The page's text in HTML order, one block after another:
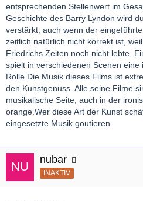
entsprechenden Stellenwert im
Geschichte des Barry Lyndon wird
verstärkt, auch wenn der
zeitlich natürlich nicht korrekt ist,
Friedrichs Zeiten noch nicht lebte.
spielt in verschiedenen Scenen
Rolle.Die Musik dieses Films ist
den Kunstgenuss. Alle seine Filme
musikalische Seite, auch in der
orange.Wer diese Art der Kunst
eingesetzte Musik goutieren.
nubar
INAKTIV